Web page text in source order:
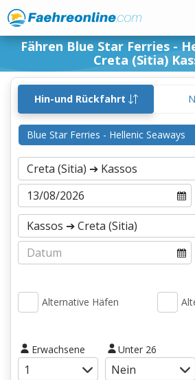
Fähren Blue Star Ferries -
Creta (Sitia)
Hin-und Rückfahrt
Blue Star Ferries - Hellenic Seaways
Alternative Häfen
Erwachsene Unter 26